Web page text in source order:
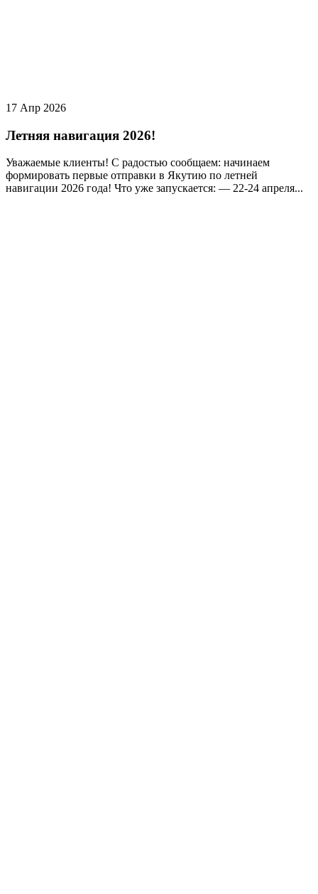
17 Апр 2026
Летняя навигация 2026!
Уважаемые клиенты! С радостью сообщаем: начинаем
формировать первые отправки в Якутию по летней
навигации 2026 года! Что уже запускается: — 22-24 апреля...